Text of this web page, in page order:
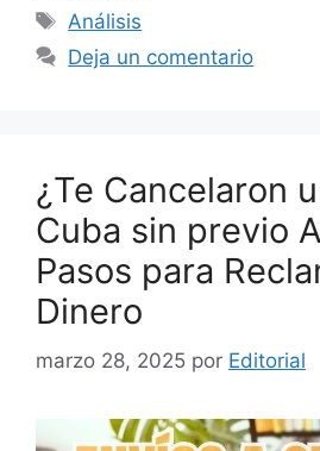
Etiquetas
Análisis
Deja un comentario
¿Te Cancelaron
Cuba sin previo
Pasos para
Dinero
marzo 28, 2025 por Editorial